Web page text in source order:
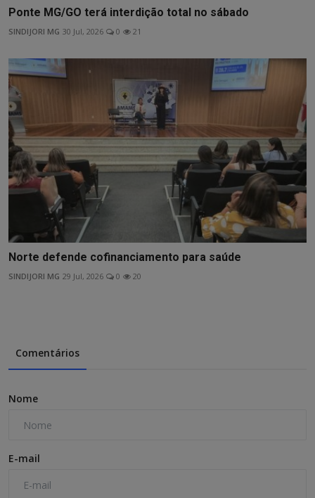
Ponte MG/GO terá interdição total no sábado
SINDIJORI MG 30 Jul, 2026 0 21
Norte defende cofinanciamento para saúde
SINDIJORI MG 29 Jul, 2026 0 20
Comentários
Nome
E-mail